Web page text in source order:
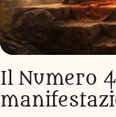
Il Numero